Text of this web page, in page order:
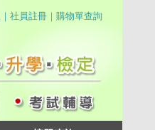
｜ 社員註冊 ｜ 購物單查詢